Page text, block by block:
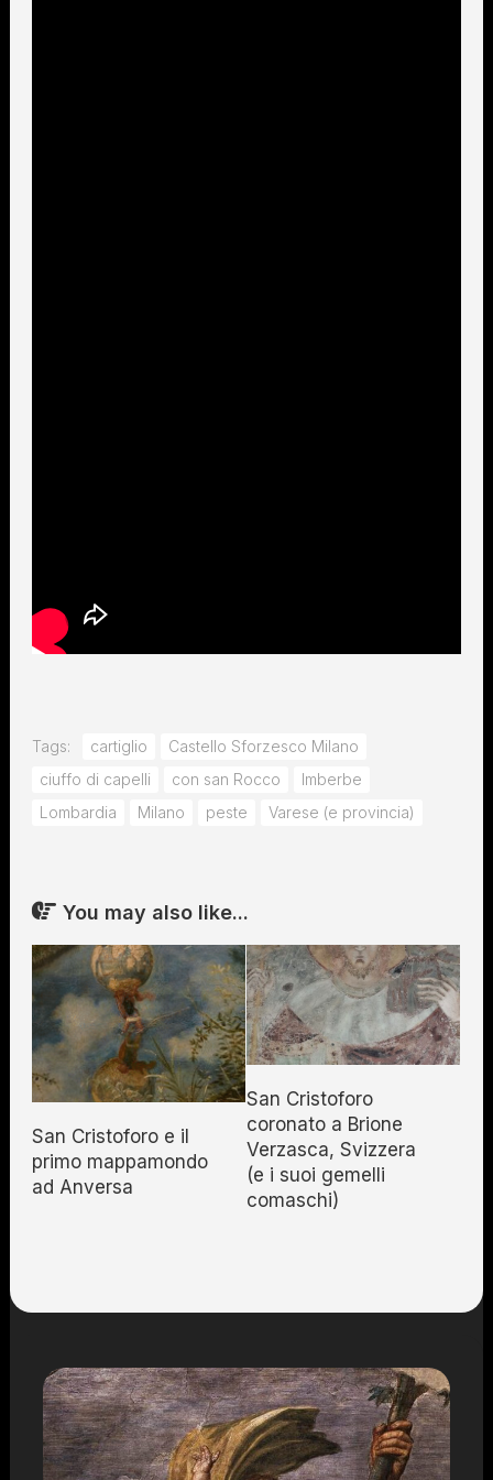
Tags: cartiglio
Castello Sforzesco Milano
ciuffo di capelli
con san Rocco
Imberbe
Lombardia
Milano peste Varese (e provincia)
You may also like...
San Cristoforo e il
primo mappamondo
ad Anversa
San Cristoforo
coronato a Brione
Verzasca, Svizzera
(e i suoi gemelli
comaschi)